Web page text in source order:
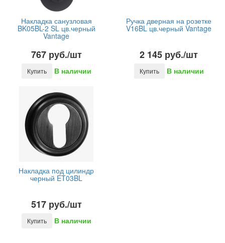
Накладка санузловая
BK05BL-2 SL цв.черный
Vantage
767 руб./шт
Купить В наличии
Ручка дверная на розетке
V16BL цв.черный Vantage
2 145 руб./шт
Купить В наличии
Накладка под цилиндр
черный ET03BL
517 руб./шт
Купить В наличии